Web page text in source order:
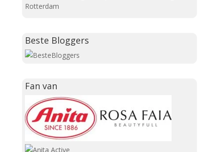
Rotterdam
Beste Bloggers
Fan van